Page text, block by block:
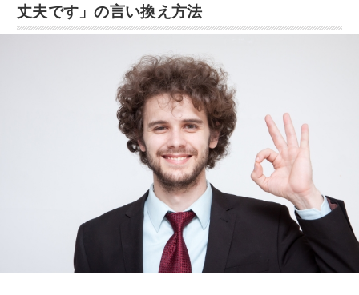
丈夫です」の言い換え方法